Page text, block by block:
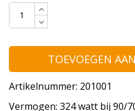
TOEVOEGEN
Artikelnummer: 201001
Vermogen: 324 watt bij 90/